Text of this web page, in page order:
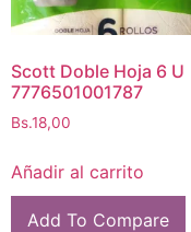
Scott Doble Hoja 6 U
7776501001787
Bs.18,00
Añadir al carrito
Add To Compare